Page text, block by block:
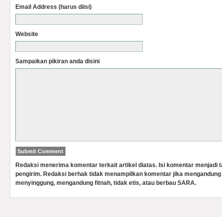
Email Address (harus diisi)
Website
Sampaikan pikiran anda disini
Redaksi menerima komentar terkait artikel diatas. Isi komentar menjadi
pengirim. Redaksi berhak tidak menampilkan komentar jika
menyinggung, mengandung fitnah, tidak etis, atau berbau SARA.